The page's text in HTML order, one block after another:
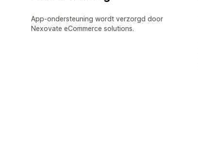
App-ondersteuning wordt verzorgd door
Nexovate eCommerce solutions.